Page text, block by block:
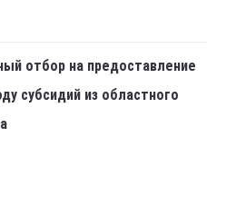
отбор на предоставление
субсидий из областного